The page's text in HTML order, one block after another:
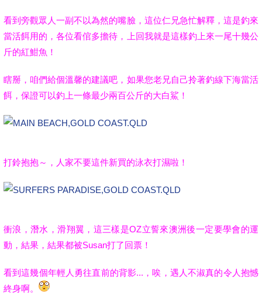
看到旁觀眾人一副不以為然的嘴臉，這位仁兄急忙解釋，這是釣來
當活餌用的，各位看倌多擔待，上回我就是這樣釣上來一尾十幾公
斤的紅魽魚！
瞎掰，咱們給個溫馨的建議吧，如果您老兄自己拎著釣線下海當活
餌，保證可以釣上一條最少兩百公斤的大白鯊！
打鈴抱抱～，人家不要這件新買的泳衣打濕啦！
衝浪，潛水，滑翔翼，這三樣是OZ立誓來澳洲後一定要學會的運
動，結果，結果都被Susan打了回票！
看到這幾個年輕人勇往直前的背影...，唉，遇人不淑真的令人抱憾
終身啊。